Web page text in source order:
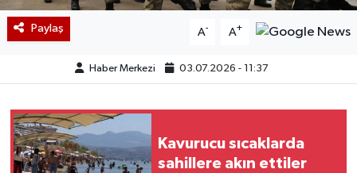
Paylaş A- A+
Haber Merkezi 03.07.2026 - 11:37
Kavurucu sıcaklarda
sahillere akın ettiler